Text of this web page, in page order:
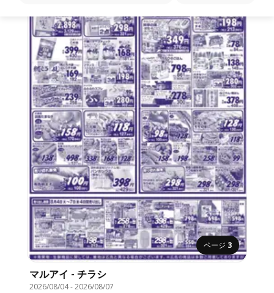
ページ 3
マルアイ - チラシ
2026/08/04-2026/08/07